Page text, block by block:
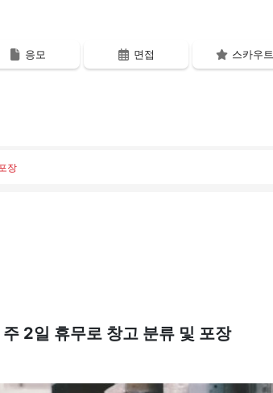
응모 면접 스카우트
장
2일 휴무로 창고 분류 및 포장